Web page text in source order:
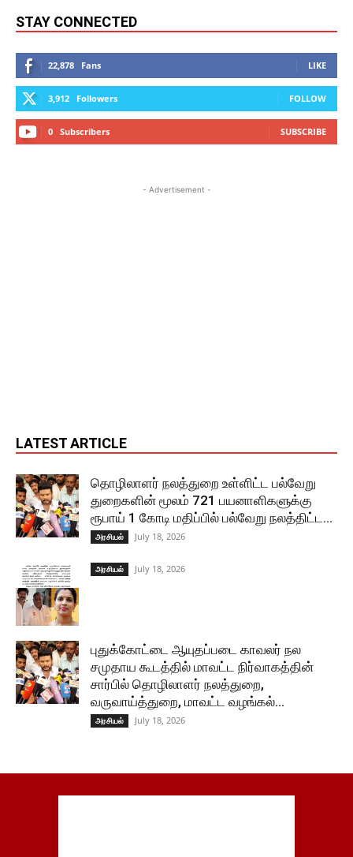
STAY CONNECTED
22,878 Fans LIKE
3,912 Followers FOLLOW
0 Subscribers SUBSCRIBE
- Advertisement -
LATEST ARTICLE
தொழிலாளர் நலத்துறை உள்ளிட்ட பல்வேறு
துறைகளின் மூலம் 721 பயனாளிகளுக்கு
ரூபாய் 1 கோடி மதிப்பில் பல்வேறு நலத்திட்ட...
அரசியல் July 18, 2026
அரசியல் July 18, 2026
புதுக்கோட்டை ஆயுதப்படை காவலர் நல
சமுதாய கூடத்தில் மாவட்ட நிர்வாகத்தின்
சார்பில் தொழிலாளர் நலத்துறை,
வருவாய்த்துறை, மாவட்ட வழங்கல்...
அரசியல் July 18, 2026